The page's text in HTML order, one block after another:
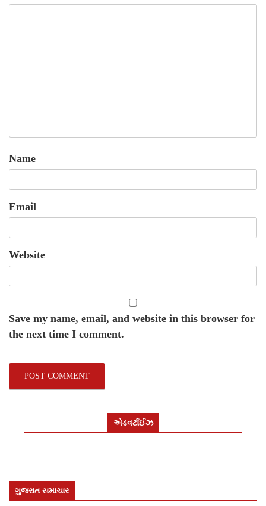
Name
Email
Website
Save my name, email, and website in this browser for
the next time I comment.
એડવર્ટાઈઝ
ગુજરાત સમાચાર